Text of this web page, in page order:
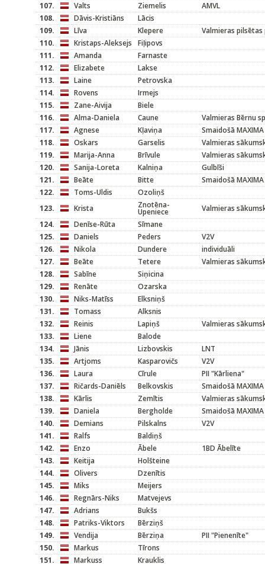
107.
Valts Ziemelis
AMVL
108.
Dāvis-Kristiāns
Lācis
109.
Līva Klepere
Valmieras pilsētas
110.
Kristaps-Aleksejs
Fiļipovs
111.
Amanda
Farnaste
112.
Elizabete
Lakse
113.
Laine
Petrovska
114.
Rovens
Irmejs
115.
Zane-Aivija
Biele
116.
Alma-Daniela Caune
Valmieras Bērnu
117.
Agnese Kļaviņa
Smaidošā
118.
Oskars Garselis
Valmieras
119.
Marija-Anna Brīvule
Valmieras
120.
Sanija-Loreta Kalniņa
Gulbīši
121.
Beāte Bitte
Smaidošā
122.
Toms-Uldis
Ozoliņš
123.
Krista Znotēna-
Upeniece
Valmieras
124.
Denīse-Rūta
Sīmane
125.
Daniels Peders
V2V
126.
Nikola Dundere
individuāli
127.
Beāte Tetere
Valmieras
128.
Sabīne
Siņicina
129.
Renāte
Ozarska
130.
Niks-Matīss
Elksniņš
131.
Tomass
Alksnis
132.
Reinis Lapiņš
Valmieras
133.
Liene
Balode
134.
Jānis Lizbovskis
LNT
135.
Artjoms Kasparovičs
V2V
136.
Laura Cīrule
PII "Kārliena"
137.
Ričards-Daniēls Belkovskis
Smaidošā
138.
Kārlis Zemītis
Valmieras
139.
Daniela Bergholde
Smaidošā
140.
Demians Pilskalns
V2V
141.
Ralfs
Baldiņš
142.
Enzo Ābele
1BD Ābelīte
143.
Keitija
Holšteine
144.
Olivers
Dzenītis
145.
Miks
Meijers
146.
Regnārs-Niks
Matvejevs
147.
Adrians
Bukšs
148.
Patriks-Viktors
Bērziņš
149.
Vendija Bērziņa
PII "Pienenīte"
150.
Markus
Tīrons
151.
Markuss Krauklis